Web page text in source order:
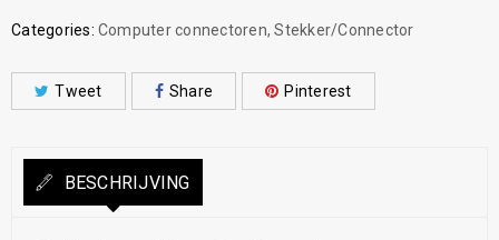
Categories: Computer connectoren,Stekker/Connector
Tweet Share Pinterest
BESCHRIJVING